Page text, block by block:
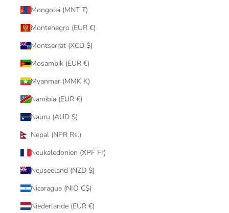
Mongolei (MNT ₮)
Montenegro (EUR €)
Montserrat (XCD $)
Mosambik (EUR €)
Myanmar (MMK K)
Namibia (EUR €)
Nauru (AUD $)
Nepal (NPR Rs.)
Neukaledonien (XPF Fr)
Neuseeland (NZD $)
Nicaragua (NIO C$)
Niederlande (EUR €)